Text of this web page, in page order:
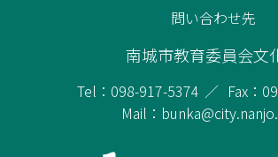
問い合わせ先
南城市教育委員会文
Tel：098-917-5374
Fax：
Mail：